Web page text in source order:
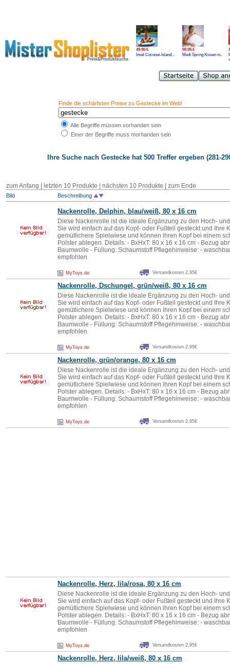
49.95 €
Insel Coconut-Island ..
99.95 €
Medi Spring Kissen in..
Finde die schärfsten Preise zu Gestecke im Web!
Alle Begriffe müssen vorhanden sein
Einer der Begriffe muss morhanden sein
Ihre Suche nach Gestecke hat 500 Treffer ergeben (281-
zum Anfang letzten 10 Produkte nächsten 10 Produkte zum Ende
Bild Beschreibung
Nackenrolle, Delphin, blau/weiß, 80 x 16 cm
Diese Nackenrolle ist die ideale Ergänzung zu den Hoch-
Sie wird einfach auf das Kopf- oder Fußteil gesteckt und Ihre
gemütlichere Spielwiese und können ihren Kopf bei einem
Polster ablegen. Details: - BxHxT: 80 x 16 x 16 cm - Bezug
Baumwolle - Füllung: Schaumstoff Pflegehinweise: -
empfohlen
MyToys.de Versandkosten 2,95€
Nackenrolle, Dschungel, grün/weiß, 80 x 16 cm
Diese Nackenrolle ist die ideale Ergänzung zu den Hoch-
Sie wird einfach auf das Kopf- oder Fußteil gesteckt und Ihre
gemütlichere Spielwiese und können ihren Kopf bei einem
Polster ablegen. Details: - BxHxT: 80 x 16 x 16 cm - Bezug
Baumwolle - Füllung: Schaumstoff Pflegehinweise: -
empfohlen
MyToys.de Versandkosten 2,95€
Nackenrolle, grün/orange, 80 x 16 cm
Diese Nackenrolle ist die ideale Ergänzung zu den Hoch-
Sie wird einfach auf das Kopf- oder Fußteil gesteckt und Ihre
gemütlichere Spielwiese und können ihren Kopf bei einem
Polster ablegen. Details: - BxHxT: 80 x 16 x 16 cm - Bezug
Baumwolle - Füllung: Schaumstoff Pflegehinweise: -
empfohlen
MyToys.de Versandkosten 2,95€
Nackenrolle, Herz, lila/rosa, 80 x 16 cm
Diese Nackenrolle ist die ideale Ergänzung zu den Hoch-
Sie wird einfach auf das Kopf- oder Fußteil gesteckt und Ihre
gemütlichere Spielwiese und können ihren Kopf bei einem
Polster ablegen. Details: - BxHxT: 80 x 16 x 16 cm - Bezug
Baumwolle - Füllung: Schaumstoff Pflegehinweise: -
empfohlen
MyToys.de Versandkosten 2,95€
Nackenrolle, Herz, lila/weiß, 80 x 16 cm